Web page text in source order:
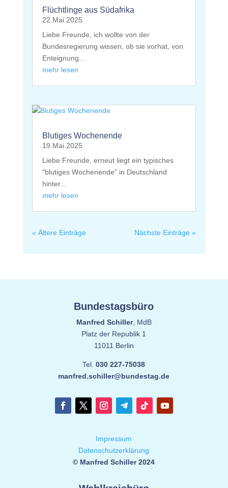
Flüchtlinge aus Südafrika
22.Mai.2025
Liebe Freunde, ich wollte von der
Bundesregierung wissen, ob sie vorhat, von
Enteignung...
mehr lesen
Blutiges Wochenende
19.Mai.2025
Liebe Freunde, erneut liegt ein typisches
"blutiges Wochenende" in Deutschland
hinter...
mehr lesen
« Ältere Einträge Nächste Einträge »
Bundestagsbüro
Manfred Schiller, MdB
Platz der Republik 1
11011 Berlin
Tel.030 227-75038
manfred.schiller@bundestag.de
Impressum
Datenschutzerklärung
© Manfred Schiller 2024